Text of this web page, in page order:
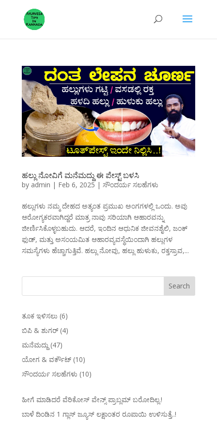
ಹಲ್ಲು ನೋವಿಗೆ ಮನೆಮದ್ದು ಈ ಪೇಸ್ಟ್ ಬಳಸಿ
by admin | Feb 6, 2025| ಸೌಂದರ್ಯ ಸಲಹೆಗಳು
ಹಲ್ಲುಗಳು ನಮ್ಮ ದೇಹದ ಅತ್ಯಂತ ಪ್ರಮುಖ ಅಂಗಗಳಲ್ಲಿ ಒಂದು. ಅವು
ಆರೋಗ್ಯಕರವಾಗಿದ್ದರೆ ಮಾತ್ರ ನಾವು ಸರಿಯಾಗಿ ಆಹಾರವನ್ನು
ಜೀರ್ಣಿಸಿಕೊಳ್ಳಬಹುದು. ಆದರೆ, ಇಂದಿನ ಆಧುನಿಕ ಜೀವನಶೈಲಿ, ಜಂಕ್
ಫುಡ್, ಮತ್ತು ಅಸಂಯಮಿತ ಆಹಾರವ್ಯವಸ್ಥೆಯಿಂದಾಗಿ ಹಲ್ಲುಗಳ
ಸಮಸ್ಯೆಗಳು ಹೆಚ್ಚಾಗುತ್ತಿವೆ. ಹಲ್ಲು ನೋವು, ಹಲ್ಲು ಹುಳುಕು, ರಕ್ತಸ್ರಾವ,...
ತೂಕ ಇಳಿಸಲು (6)
ಬಿಪಿ & ಶುಗರ್(4)
ಮನೆಮದ್ದು (47)
ಯೋಗ & ವರ್ಕೌಟ್(10)
ಸೌಂದರ್ಯ ಸಲಹೆಗಳು (10)
ಹೀಗೆ ಮಾಡಿದರೆ ವೆರಿಕೋಸ್‌ ವೇನ್ಸ್‌ ಪ್ರಾಬ್ಲಮ್‌ ಬರೋದಿಲ್ಲ.!
ಬಾಳೆ ದಿಂಡಿನ 1 ಗ್ಲಾಸ್ ಜ್ಯೂಸ್ ಲಕ್ಷಾಂತರ ರೂಪಾಯಿ ಉಳಿಸುತ್ತೆ..!